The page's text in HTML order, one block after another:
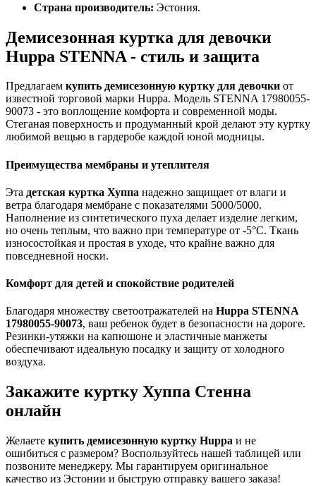
Страна производитель: Эстония.
Демисезонная куртка для девочки
Huppa STENNA - стиль и защита
Предлагаем купить демисезонную куртку для девочки от
известной торговой марки Huppa. Модель STENNA 17980055-
90073 - это воплощение комфорта и современной моды.
Стеганая поверхность и продуманный крой делают эту куртку
любимой вещью в гардеробе каждой юной модницы.
Преимущества мембраны и утеплителя
Эта детская куртка Хуппа надежно защищает от влаги и
ветра благодаря мембране с показателями 5000/5000.
Наполнение из синтетического пуха делает изделие легким,
но очень теплым, что важно при температуре от -5°C. Ткань
износостойкая и простая в уходе, что крайне важно для
повседневной носки.
Комфорт для детей и спокойствие родителей
Благодаря множеству светоотражателей на Huppa STENNA
17980055-90073, ваш ребенок будет в безопасности на дороге.
Резинки-утяжки на капюшоне и эластичные манжеты
обеспечивают идеальную посадку и защиту от холодного
воздуха.
Закажите куртку Хуппа Стенна
онлайн
Желаете купить демисезонную куртку Huppa и не
ошибиться с размером? Воспользуйтесь нашей таблицей или
позвоните менеджеру. Мы гарантируем оригинальное
качество из Эстонии и быструю отправку вашего заказа!